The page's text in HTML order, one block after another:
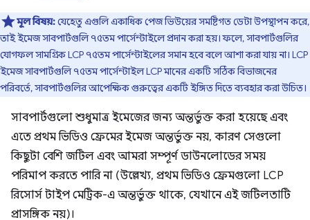
মূল বিষয়:যেহেতু এগুলি একাধিক পেজ ভিউয়ের সমষ্টিগত ডেটা উপস্থাপন করে,
তাই ইমেজ সাবপার্টগুলি ৭৫তম পার্সেন্টাইলে প্রদান করা হয়। ফলে, সাবপার্টগুলির
যোগফল সামগ্রিক LCP ৭৫তম পার্সেন্টাইলের সমান হবে বলে আশা করা যায় না। LCP
ইমেজ সাবপার্টগুলি ৭৫তম পার্সেন্টাইল LCP মানের একটি সঠিক বিভাজনের
পরিবর্তে, সাবপার্টগুলির আপেক্ষিক গুরুত্বের একটি ইঙ্গিত দিতে ব্যবহার করা উচিত।
সাবপার্টগুলো শুধুমাত্র ইমেজের জন্য অন্তর্ভুক্ত করা হয়েছে এবং
এতে প্রথম ভিডিও ফ্রেমের ইমেজ অন্তর্ভুক্ত নয়, কারণ সেগুলো
কিছুটা বেশি জটিল এবং আমরা সম্পূর্ণ ডাউনলোডের সময়
পরিমাপ করতে পারি না (উল্লেখ্য, প্রথম ভিডিও ফ্রেমগুলো LCP
রিসোর্স টাইপ মেট্রিক-এ অন্তর্ভুক্ত থাকে, যেখানে এই জটিলতাটি
প্রাসঙ্গিক নয়)।